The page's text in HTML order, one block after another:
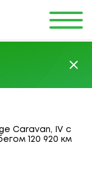
Caravan, IV с
120 920 км